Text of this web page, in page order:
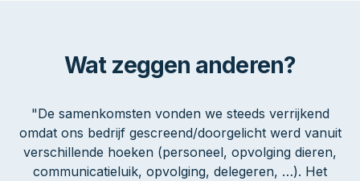
Wat zeggen anderen?
"De samenkomsten vonden we steeds verrijkend
omdat ons bedrijf gescreend/doorgelicht werd vanuit
verschillende hoeken (personeel, opvolging dieren,
communicatieluik, opvolging, delegeren, …). Het